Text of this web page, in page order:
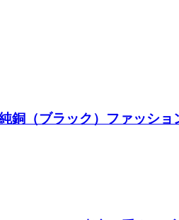
銅（ブラック）ファッショ